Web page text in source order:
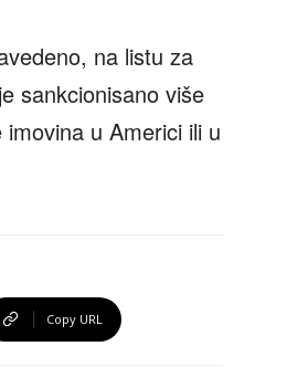
na listu za
sankcionisano više
u Americi ili u
Copy URL